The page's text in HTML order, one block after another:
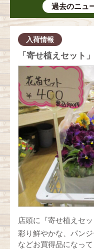
過去のニュ
入荷情報
「寄せ植えセット
店頭に『寄せ植えセ
彩り鮮やかな、パン
などお買得品になって